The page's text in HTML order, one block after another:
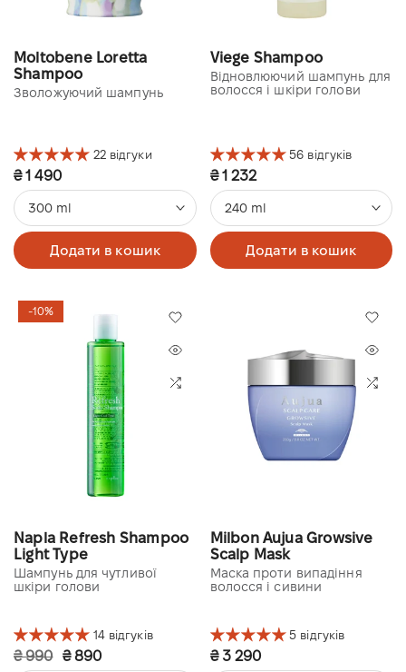
Moltobene Loretta
Shampoo
Зволожуючий шампунь
22 відгуки
₴ 1 490
300 ml
Додати в кошик
Viege Shampoo
Відновлюючий шампунь для
волосся і шкіри голови
56 відгуків
₴ 1 232
240 ml
Додати в кошик
-10%
Napla Refresh Shampoo
Light Type
Шампунь для чутливої
шкіри голови
14 відгуків
₴ 990 ₴ 890
Milbon Aujua Growsive
Scalp Mask
Маска проти випадіння
волосся і сивини
5 відгуків
₴ 3 290